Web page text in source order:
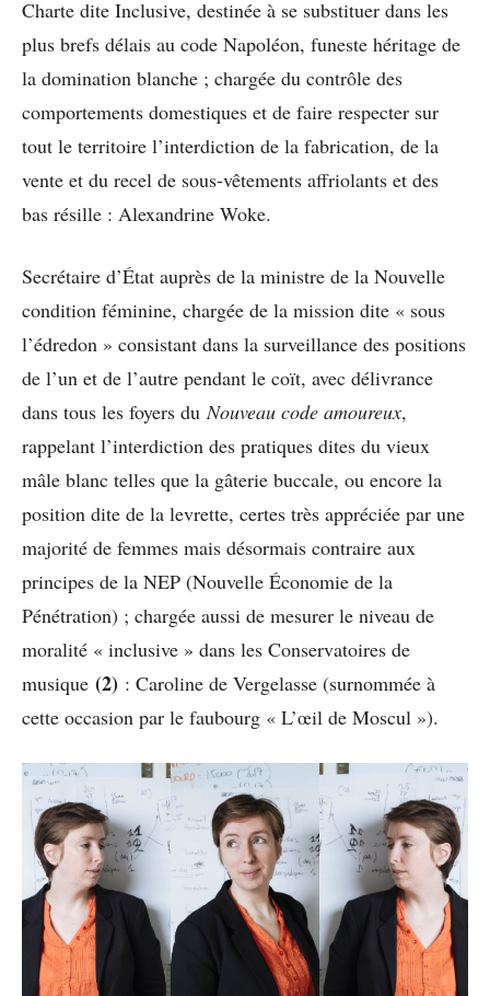
Charte dite Inclusive, destinée à se substituer dans les
plus brefs délais au code Napoléon, funeste héritage de
la domination blanche ; chargée du contrôle des
comportements domestiques et de faire respecter sur
tout le territoire l’interdiction de la fabrication, de la
vente et du recel de sous-vêtements affriolants et des
bas résille : Alexandrine Woke.
Secrétaire d’État auprès de la ministre de la Nouvelle
condition féminine, chargée de la mission dite « sous
l’édredon » consistant dans la surveillance des positions
de l’un et de l’autre pendant le coït, avec délivrance
dans tous les foyers duNouveau code amoureux,
rappelant l’interdiction des pratiques dites du vieux
mâle blanc telles que la gâterie buccale, ou encore la
position dite de la levrette, certes très appréciée par une
majorité de femmes mais désormais contraire aux
principes de la NEP (Nouvelle Économie de la
Pénétration) ; chargée aussi de mesurer le niveau de
moralité « inclusive » dans les Conservatoires de
musique (2) : Caroline de Vergelasse (surnommée à
cette occasion par le faubourg « L’œil de Moscul »).